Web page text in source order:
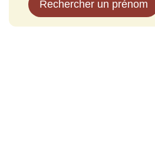
Rechercher un prénom